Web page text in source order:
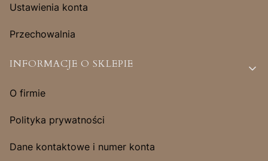
Ustawienia konta
Przechowalnia
INFORMACJE O SKLEPIE
O firmie
Polityka prywatności
Dane kontaktowe i numer konta